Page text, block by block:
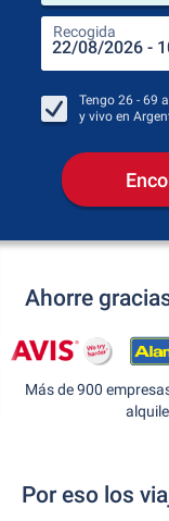
Recogida
Tengo 26 - 69
y vivo en
Ahorre
Más de 900
Por eso los